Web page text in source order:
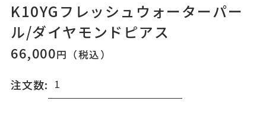
K10YGフレッシュウォーターパー
ル/ダイヤモンドピアス
66,000円（税込）
注文数: